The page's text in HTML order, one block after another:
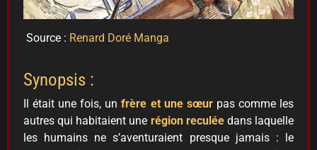
Source : Renard Doré Manga
Synopsis :
Il était une fois, unfrère et une sœur pas comme les
autres qui habitaient une région reculéedans laquelle
les humains ne s’aventuraient presque jamais : le